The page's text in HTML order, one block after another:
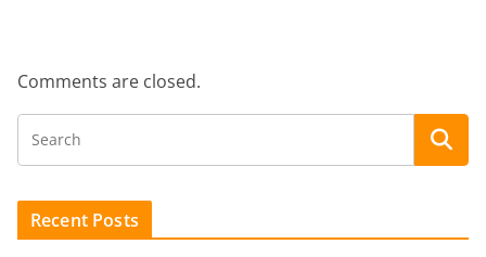
Comments are closed.
Recent Posts